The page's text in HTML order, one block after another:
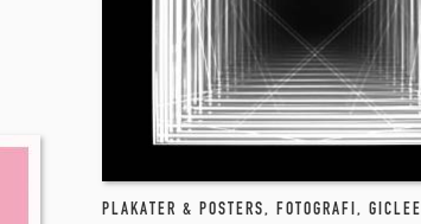
PLAKATER & POSTERS, FOTOGRAFI, GICLEE